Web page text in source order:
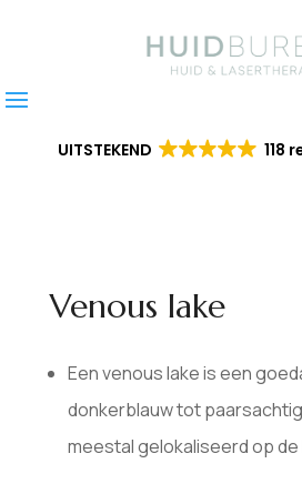
UITSTEKEND 118
Venous lake
Een venous lake is een
donkerblauw tot
meestal gelokaliseerd op de